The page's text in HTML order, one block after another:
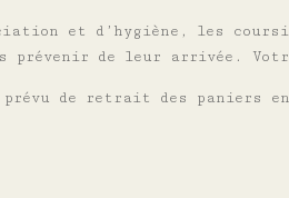
et d’hygiène, les
prévenir de leur arrivée.
prévu de retrait des paniers